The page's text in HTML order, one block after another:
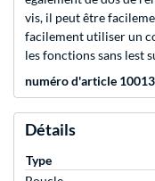
vis, il peut être
facilement utiliser un
les fonctions sans lest
numéro d'article
Détails
Type